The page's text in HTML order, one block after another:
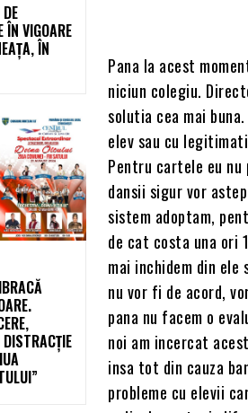
ÎN VIGOARE
ÎN
Pana la acest
niciun colegiu.
solutia cea mai
elev sau cu
Pentru cartele eu
dansii sigur vor
sistem adoptam,
de cat costa una ori
mai inchidem din ele
nu vor fi de acord,
pana nu facem o
noi am incercat
insa tot din cauza
probleme cu elevii